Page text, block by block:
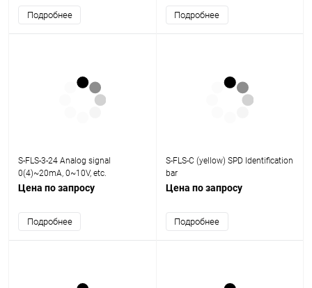
Подробнее Подробнее
S-FLS-3-24 Analog signal
0(4)~20mA, 0~10V, etc.
Цена по запросу
Подробнее
S-FLS-C (yellow) SPD Identification
bar
Цена по запросу
Подробнее